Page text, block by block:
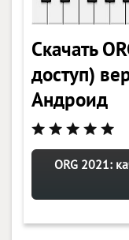
Скачать
доступ)
Андроид
ORG 2021: